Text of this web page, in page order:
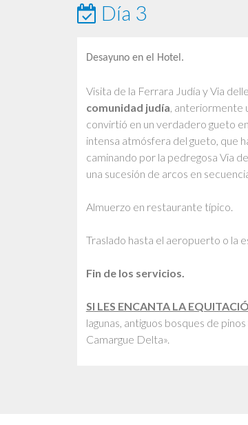
Día 3
Desayuno en el Hotel.
Visita de la Ferrara Judía y Via
comunidad judía, anteriormente
convirtió en un verdadero gueto
intensa atmósfera del gueto, que
caminando por la pedregosa Via
una sucesión de arcos en
Almuerzo en restaurante típico.
Traslado hasta el aeropuerto o la
Fin de los servicios.
SI LES ENCANTA LA
lagunas, antiguos bosques de
Camargue Delta».